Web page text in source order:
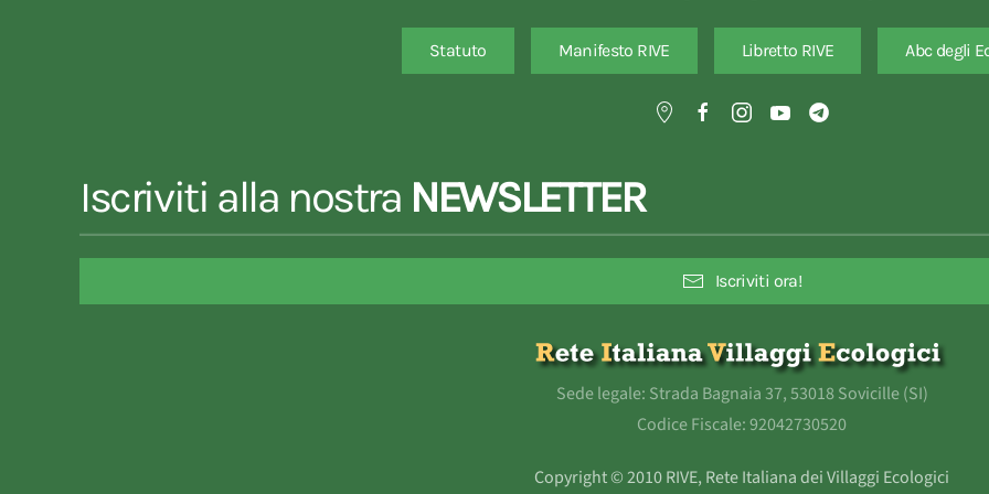
Statuto Manifesto RIVE Libretto RIVE Abc degli
Iscriviti alla nostra NEWSLETTER
Iscriviti ora!
Sede legale: Strada Bagnaia 37, 53018 Sovicille (SI)
Codice Fiscale: 92042730520
Copyright © 2010 RIVE, Rete Italiana dei Villaggi Ecologici